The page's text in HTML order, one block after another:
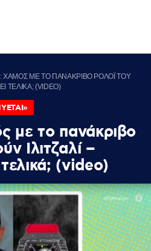
ΧΑΜΟΣ ΜΕ ΤΟ ΠΑΝΑΚΡΙΒΟ ΡΟΛΟΪ ΤΟΥ
ΤΕΛΙΚΑ; (VIDEO)
με το πανάκριβο
Ιλιτζαλί –
(video)